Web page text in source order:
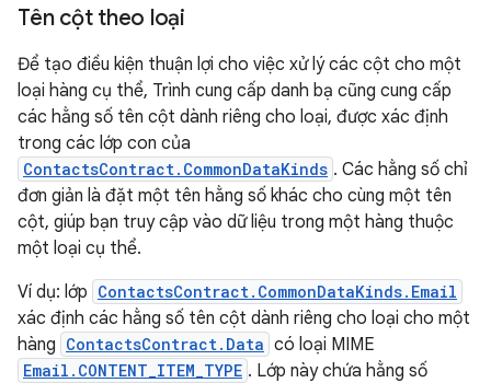
Tên cột theo loại
Để tạo điều kiện thuận lợi cho việc xử lý các cột cho một
loại hàng cụ thể, Trình cung cấp danh bạ cũng cung cấp
các hằng số tên cột dành riêng cho loại, được xác định
trong các lớp con của
ContactsContract.CommonDataKinds . Các hằng số chỉ
đơn giản là đặt một tên hằng số khác cho cùng một tên
cột, giúp bạn truy cập vào dữ liệu trong một hàng thuộc
một loại cụ thể.
Ví dụ: lớp ContactsContract.CommonDataKinds.Email
xác định các hằng số tên cột dành riêng cho loại cho một
hàng ContactsContract.Data có loại MIME
Email.CONTENT_ITEM_TYPE . Lớp này chứa hằng số